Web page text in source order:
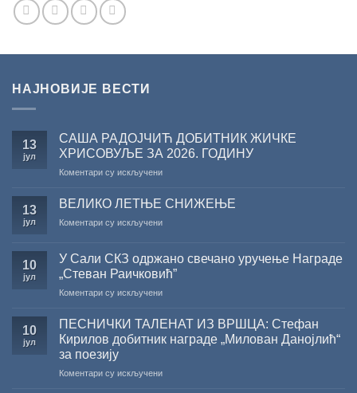
НАЈНОВИЈЕ ВЕСТИ
13
јул
САША РАДОЈЧИЋ ДОБИТНИК ЖИЧКЕ
ХРИСОВУЉЕ ЗА 2026. ГОДИНУ
Коментари су искљученина
РАДОЈЧИЋ
ЖИЧКЕ
2026.
ГОДИНУ
13
јул
ВЕЛИКО ЛЕТЊЕ СНИЖЕЊЕ
Коментари су искљученина
СНИЖЕЊЕ
10
јул
У Сали СКЗ одржано свечано уручење Награде
„Стеван Раичковић”
Коментари су искљученина
Сали
одржано
уручење
10
јул
ПЕСНИЧКИ ТАЛЕНАТ ИЗ ВРШЦА: Стефан
Кирилов добитник награде „Милован Данојлић“
за поезију
Коментари су искљученина